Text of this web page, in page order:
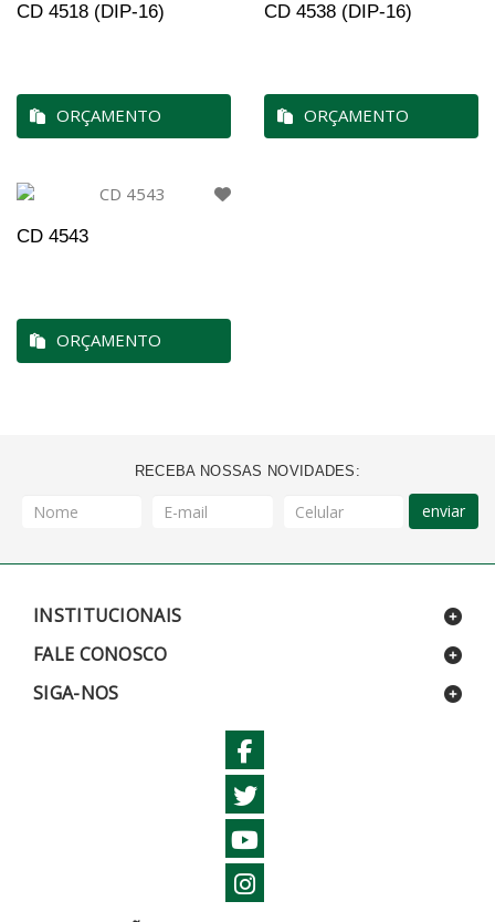
CD 4518 (DIP-16)
ORÇAMENTO
CD 4538 (DIP-16)
ORÇAMENTO
CD 4543
ORÇAMENTO
RECEBA NOSSAS NOVIDADES:
enviar
INSTITUCIONAIS
FALE CONOSCO
SIGA-NOS